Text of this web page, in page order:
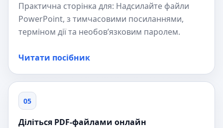
Практична сторінка для: Надсилайте файли
PowerPoint, з тимчасовими посиланнями,
терміном дії та необов’язковим паролем.
Читати посібник
05
Діліться PDF-файлами онлайн